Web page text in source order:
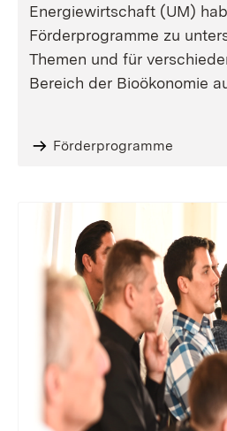
Energiewirtschaft (UM)
Förderprogramme zu
Themen und für
Bereich der Bioökonomie
Förderprogramme